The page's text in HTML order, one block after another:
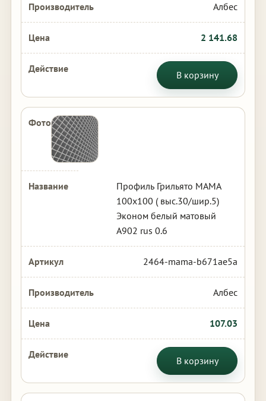
Албес
2 141.68
В корзину
Профиль Грильято МАМА
100х100 ( выс.30/шир.5)
Эконом белый матовый
А902 rus 0.6
2464-mama-b671ae5a
Албес
107.03
В корзину